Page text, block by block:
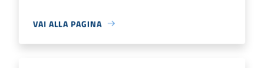
VAI ALLA PAGINA